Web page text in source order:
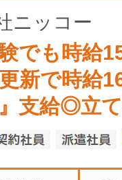
ニッコー
験でも時給
新で時給
』支給◎立